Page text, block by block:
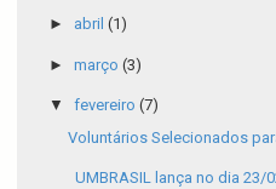
► abril (1)
► março (3)
▼ fevereiro (7)
Voluntários Selecionados
UMBRASIL lança no dia 23/